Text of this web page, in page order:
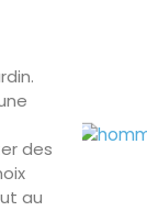
des
au